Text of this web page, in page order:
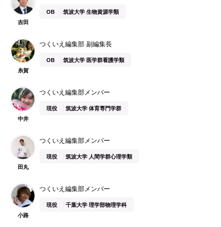
吉田
OB 筑波大学 生物資源学類
糸賀
つくいえ編集部 副編集長
OB 筑波大学 医学群看護学類
中井
つくいえ編集部メンバー
現役 筑波大学 体育専門学群
田丸
つくいえ編集部メンバー
現役 筑波大学 人間学群心理学類
小路
つくいえ編集部メンバー
現役 千葉大学 理学部物理学科